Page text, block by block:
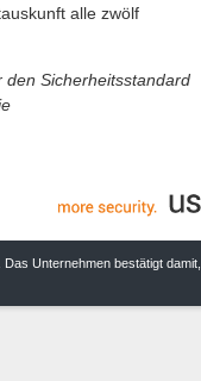
alle zwölf
Sicherheitsstandard
Unternehmen bestätigt